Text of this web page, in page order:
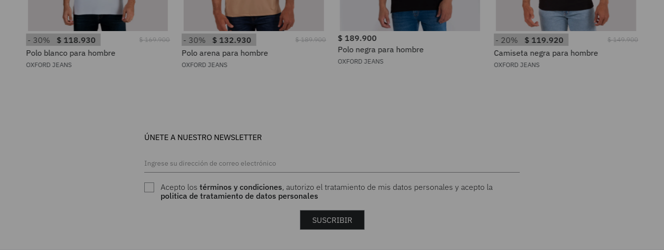
30% $ 118.930 $169.900
Polo blanco para hombre
OXFORD JEANS
30% $ 132.930 $189.900
Polo arena para hombre
OXFORD JEANS
$ 189.900
Polo negra para hombre
OXFORD JEANS
20% $ 119.920 $149.900
Camiseta negra para hombre
OXFORD JEANS
ÚNETE A NUESTRO NEWSLETTER
Acepto lostérminos y condiciones, autorizo el tratamiento de mis datos personales y acepto la
politica de tratamiento de datos personales
SUSCRIBIR